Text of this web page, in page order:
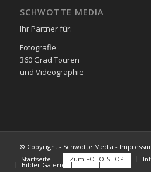
SCHWOTTE MEDIA
Ihr Partner für:
Fotografie
360 Grad Touren
und Videographie
© Copyright - Schwotte Media -
Startseite
Zum FOTO-SHOP
Bilder Galerie